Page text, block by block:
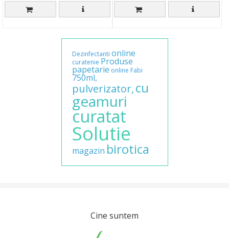
Dezinfectanti online
curatenie Produse
papetarie online Fabi
750ml,
pulverizator,cu
geamuri
curatat
Solutie
magazin birotica
Cine suntem